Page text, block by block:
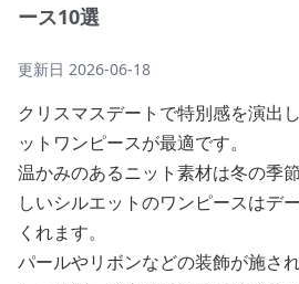
ース10選
更新日 2026-06-18
クリスマスデートで特別感を演出
ットワンピースが最適です。
温かみのあるニット素材は冬の季
しいシルエットのワンピースはデ
くれます。
パールやリボンなどの装飾が施さ